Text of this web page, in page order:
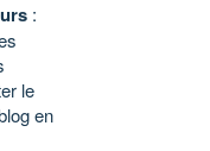
:
le
en